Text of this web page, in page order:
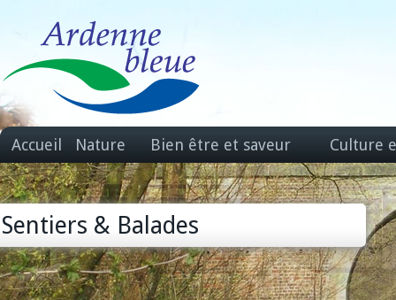
Accueil Nature Bien être et saveur Culture
Sentiers & Balades